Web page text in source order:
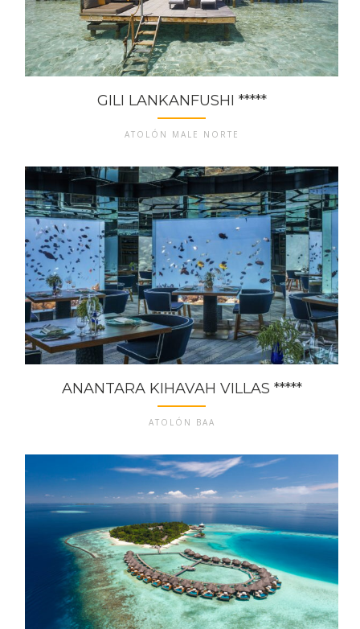
GILI LANKANFUSHI *****
ATOLÓN MALE NORTE
ANANTARA KIHAVAH VILLAS *****
ATOLÓN BAA